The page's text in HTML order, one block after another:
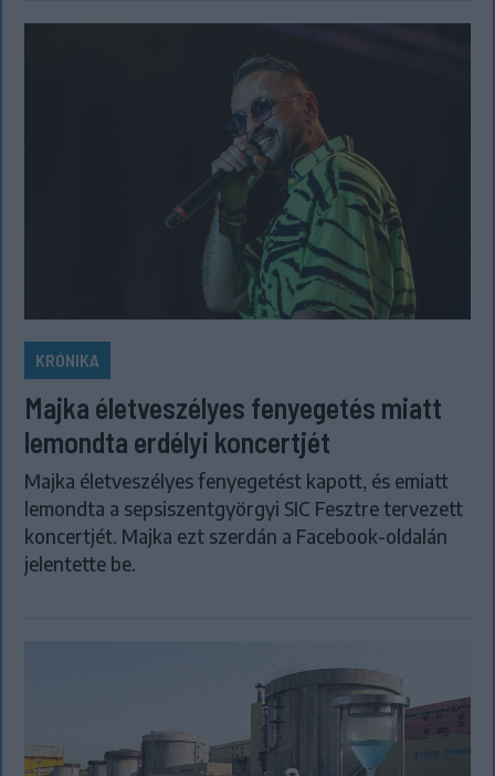
KRÓNIKA
Majka életveszélyes fenyegetés miatt
lemondta erdélyi koncertjét
Majka életveszélyes fenyegetést kapott, és emiatt
lemondta a sepsiszentgyörgyi SIC Fesztre tervezett
koncertjét. Majka ezt szerdán a Facebook-oldalán
jelentette be.